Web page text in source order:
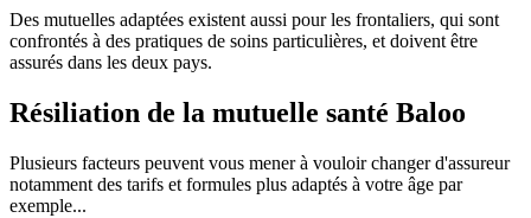
Des mutuelles adaptées existent aussi pour les frontaliers, qui sont
confrontés à des pratiques de soins particulières, et doivent être
assurés dans les deux pays.
Résiliation de la mutuelle santé Baloo
Plusieurs facteurs peuvent vous mener à vouloir changer d'assureur
notamment des tarifs et formules plus adaptés à votre âge par
exemple...